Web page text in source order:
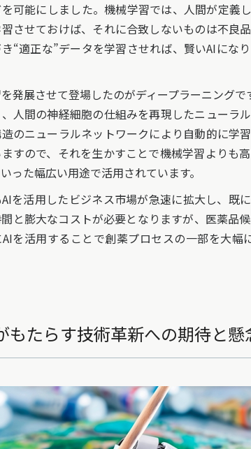
可能にしました。機械学習では、人間が定義
させておけば、それに合致しないものは不良
“適正な”データを学習させれば、賢いAIにな
発展させて登場したのがディープラーニング
人間の神経細胞の仕組みを再現したニューラ
のニューラルネットワークにより自動的に学
すので、それを生かすことで機械学習よりも
った幅広い用途で活用されています。
を活用したビジネス市場が急速に拡大し、既
と膨大なコストが必要となりますが、医薬品
を活用することで創薬プロセスの一部を大
もたらす技術革新への期待と懸